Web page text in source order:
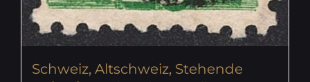
Schweiz, Altschweiz, Stehende